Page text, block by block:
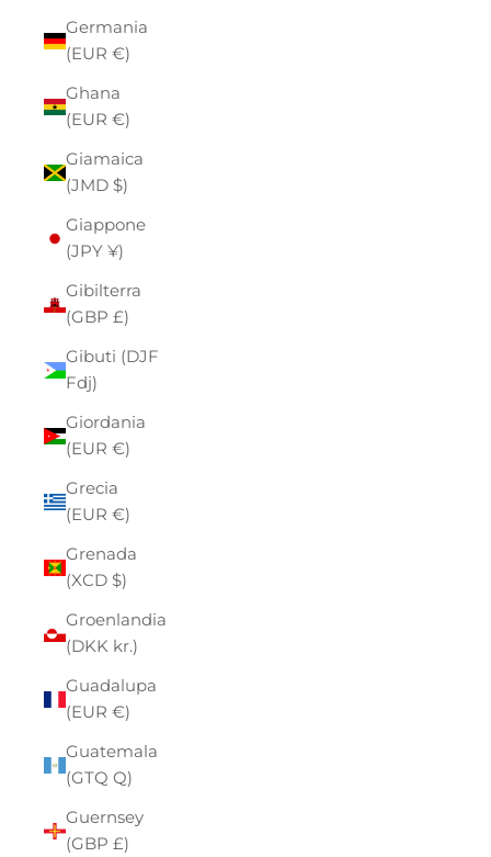
Germania
(EUR €)
Ghana
(EUR €)
Giamaica
(JMD $)
Giappone
(JPY ¥)
Gibilterra
(GBP £)
Gibuti (DJF
Fdj)
Giordania
(EUR €)
Grecia
(EUR €)
Grenada
(XCD $)
Groenlandia
(DKK kr.)
Guadalupa
(EUR €)
Guatemala
(GTQ Q)
Guernsey
(GBP £)